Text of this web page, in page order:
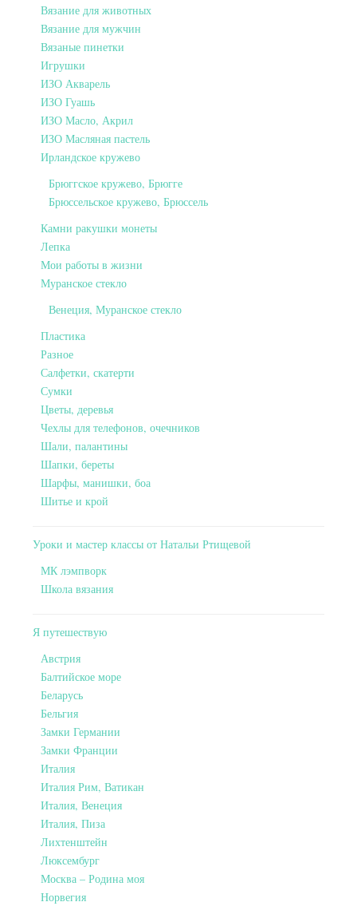
Вязание для животных
Вязание для мужчин
Вязаные пинетки
Игрушки
ИЗО Акварель
ИЗО Гуашь
ИЗО Масло, Акрил
ИЗО Масляная пастель
Ирландское кружево
Брюггское кружево, Брюгге
Брюссельское кружево, Брюссель
Камни ракушки монеты
Лепка
Мои работы в жизни
Муранское стекло
Венеция, Муранское стекло
Пластика
Разное
Салфетки, скатерти
Сумки
Цветы, деревья
Чехлы для телефонов, очечников
Шали, палантины
Шапки, береты
Шарфы, манишки, боа
Шитье и крой
Уроки и мастер классы от Натальи Ртищевой
МК лэмпворк
Школа вязания
Я путешествую
Австрия
Балтийское море
Беларусь
Бельгия
Замки Германии
Замки Франции
Италия
Италия Рим, Ватикан
Италия, Венеция
Италия, Пиза
Лихтенштейн
Люксембург
Москва – Родина моя
Норвегия